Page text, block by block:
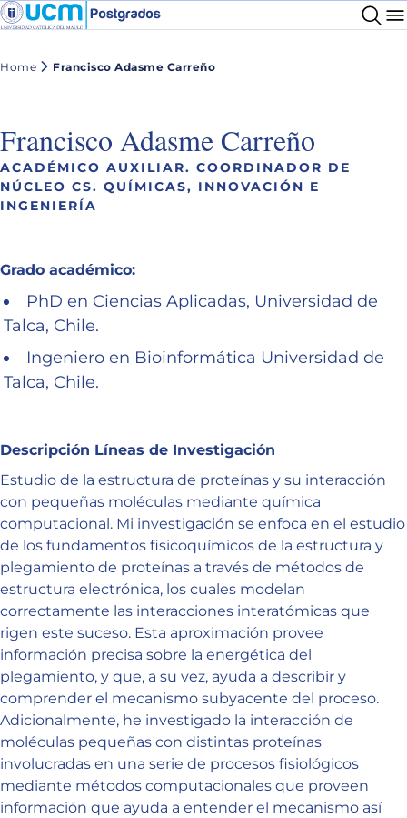
Home Francisco Adasme Carreño
Francisco Adasme Carreño
ACADÉMICO AUXILIAR. COORDINADOR DE
NÚCLEO CS. QUÍMICAS, INNOVACIÓN E
INGENIERÍA
Grado académico:
PhD en Ciencias Aplicadas, Universidad de
Talca, Chile.
Ingeniero en Bioinformática Universidad de
Talca, Chile.
Descripción Líneas de Investigación
Estudio de la estructura de proteínas y su interacción
con pequeñas moléculas mediante química
computacional. Mi investigación se enfoca en el estudio
de los fundamentos fisicoquímicos de la estructura y
plegamiento de proteínas a través de métodos de
estructura electrónica, los cuales modelan
correctamente las interacciones interatómicas que
rigen este suceso. Esta aproximación provee
información precisa sobre la energética del
plegamiento, y que, a su vez, ayuda a describir y
comprender el mecanismo subyacente del proceso.
Adicionalmente, he investigado la interacción de
moléculas pequeñas con distintas proteínas
involucradas en una serie de procesos fisiológicos
mediante métodos computacionales que proveen
información que ayuda a entender el mecanismo así